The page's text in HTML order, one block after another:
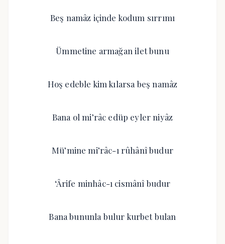
Beş namâz içinde kodum sırrımı
Ümmetine armağan ilet bunu
Hoş edeble kim kılarsa beş namâz
Bana ol mi’râc edüp eyler niyâz
Mü’mine mi’râc-ı rûhânî budur
‘Ârife minhâc-ı cismânî budur
Bana bununla bulur kurbet bulan